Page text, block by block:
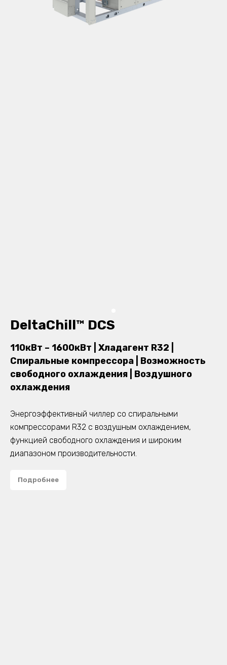
DeltaChill™ DCS
110кВт – 1600кВт | Хладагент R32 |
Спиральные компрессора | Возможность
свободного охлаждения | Воздушного
охлаждения
Энергоэффективный чиллер со спиральными
компрессорами R32 с воздушным охлаждением,
функцией свободного охлаждения и широким
диапазоном производительности.
Подробнее